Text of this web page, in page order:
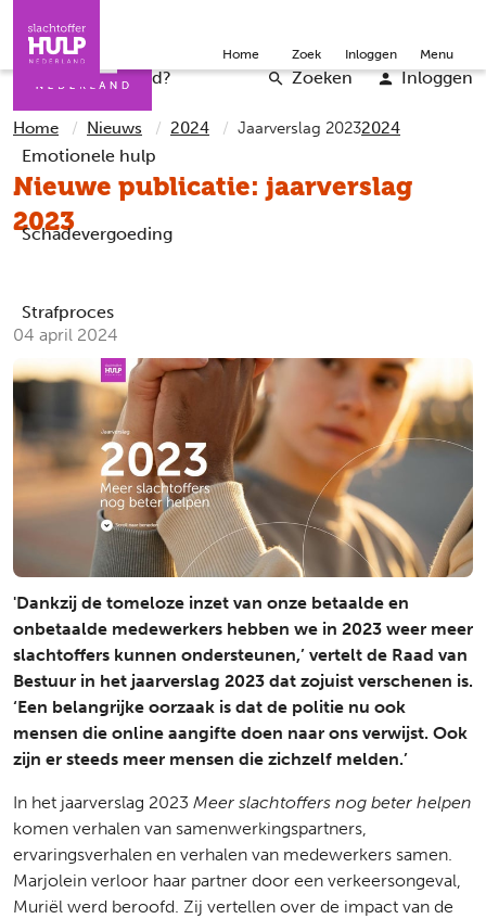
Iemand helpen Word vrijwilliger English
Wat is er gebeurd?
Emotionele hulp
Schadevergoeding
Strafproces
Zoeken Inloggen
Home Zoek Inloggen Menu
Home Nieuws 2024 Jaarverslag 20232024
Nieuwe publicatie: jaarverslag
2023
04 april 2024
'Dankzij de tomeloze inzet van onze betaalde en
onbetaalde medewerkers hebben we in 2023 weer meer
slachtoffers kunnen ondersteunen,’ vertelt de Raad van
Bestuur in het jaarverslag 2023 dat zojuist verschenen is.
‘Een belangrijke oorzaak is dat de politie nu ook
mensen die online aangifte doen naar ons verwijst. Ook
zijn er steeds meer mensen die zichzelf melden.’
In het jaarverslag 2023 Meer slachtoffers nog beter helpen
komen verhalen van samenwerkingspartners,
ervaringsverhalen en verhalen van medewerkers samen.
Marjolein verloor haar partner door een verkeersongeval,
Muriël werd beroofd. Zij vertellen over de impact van de